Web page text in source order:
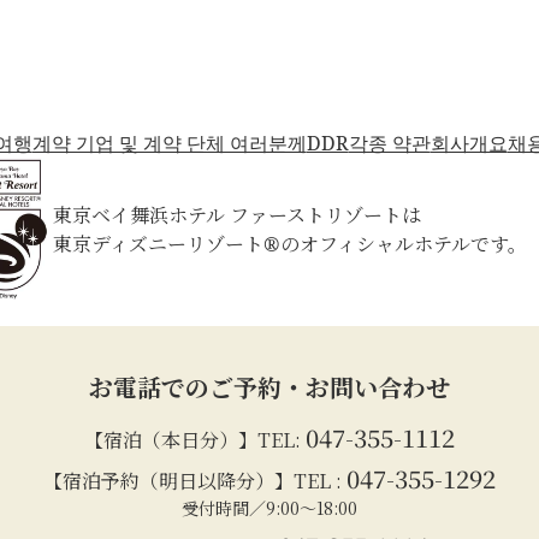
행계약 기업 및 계약 단체 여러분께DDR각종 약관회사개요채
東京ベイ舞浜ホテル ファーストリゾートは
東京ディズニーリゾート®のオフィシャルホテルです。
お電話でのご予約・お問い合わせ
【宿泊（本日分）】TEL: 047-355-1112
【宿泊予約（明日以降分）】TEL : 047-355-1292
受付時間／9:00～18:00